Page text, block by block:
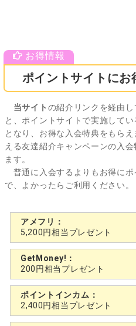
ポイントサイトにお
当サイト の紹介リンクを経由
と、ポイントサイトで実施して
となり、お得な入会特典をもら
える友達紹介キャンペーンの入
ます。
普通に入会するよりもお得に
で、よかったらご利用ください。
アメフリ：
5,200円相当プレゼント
GetMoney!：
200円相当プレゼント
ポイントインカム：
2,400円相当プレゼント